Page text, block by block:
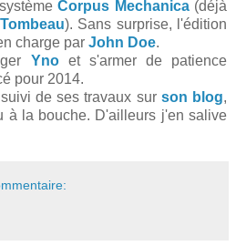
Corpus Mechanica (déjà
). Sans surprise, l'édition
charge par John Doe.
Ynoet s'armer de patience
pour 2014.
de ses travaux sur son blog,
à la bouche. D'ailleurs j'en salive